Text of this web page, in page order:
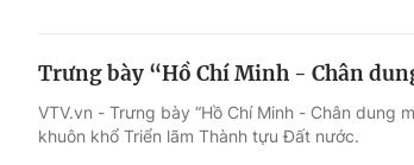
Trưng bày “Hồ Chí Minh - Chân
VTV.vn - Trưng bày “Hồ Chí Minh - Chân dung
khuôn khổ Triển lãm Thành tựu Đất nước.